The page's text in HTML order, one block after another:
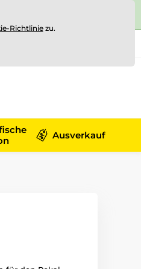
Ausverkauf
Richtliniezu.